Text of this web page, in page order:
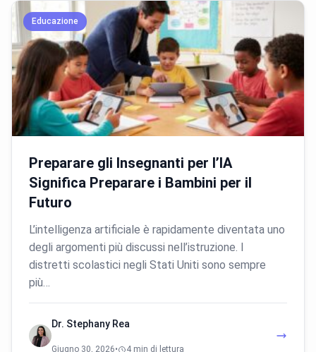
Educazione
Preparare gli Insegnanti per l’IA
Significa Preparare i Bambini per il
Futuro
L’intelligenza artificiale è rapidamente diventata uno
degli argomenti più discussi nell’istruzione. I
distretti scolastici negli Stati Uniti sono sempre
più…
Dr. Stephany Rea
Giugno 30, 2026• 4 min di lettura